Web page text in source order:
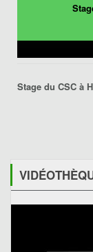
Stage du CSC à